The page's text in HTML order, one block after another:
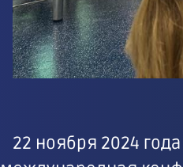
22 ноября 2024